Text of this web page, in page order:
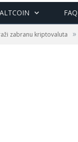
ALTCOIN FAQ
zabranu kriptovaluta »